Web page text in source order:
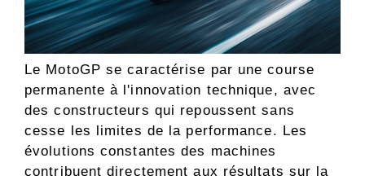
Le MotoGP se caractérise par une course
permanente à l'innovation technique, avec
des constructeurs qui repoussent sans
cesse les limites de la performance. Les
évolutions constantes des machines
contribuent directement aux résultats sur la